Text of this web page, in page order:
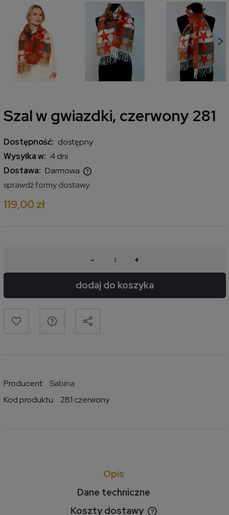
Szal w gwiazdki, czerwony 281
Dostępność: dostępny
Wysyłka w: 4 dni
Dostawa: Darmowa
Cena nie zawiera ewentualnych kosztów płatności
sprawdź formy dostawy
119,00 zł
- +
dodaj do koszyka
Producent:
Sabina
Kod produktu:
281 czerwony
Opis
Dane techniczne
Koszty dostawy